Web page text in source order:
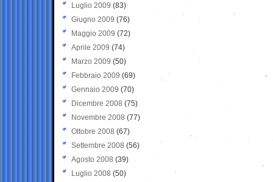
Luglio 2009 (83)
Giugno 2009 (76)
Maggio 2009 (72)
Aprile 2009 (74)
Marzo 2009 (50)
Febbraio 2009 (69)
Gennaio 2009 (70)
Dicembre 2008 (75)
Novembre 2008 (77)
Ottobre 2008 (67)
Settembre 2008 (56)
Agosto 2008 (39)
Luglio 2008 (50)